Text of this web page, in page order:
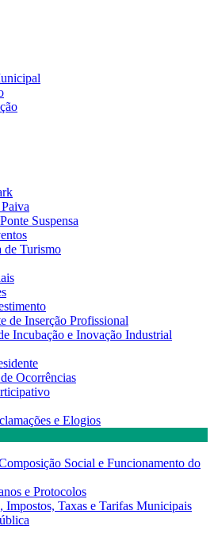
Suspensa
de Turismo
de Inserção Profissional
Incubação e Inovação Industrial
Ocorrências
e Elogios
Social e Funcionamento do
e Protocolos
Impostos, Taxas e Tarifas Municipais